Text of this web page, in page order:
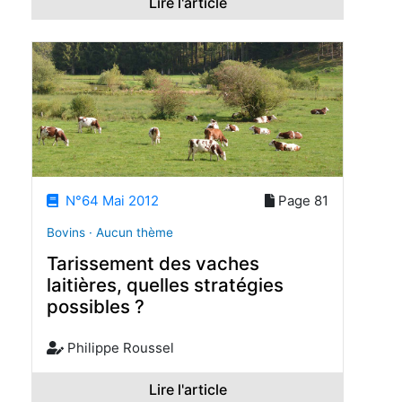
N°64 Mai 2012 Page 81
Bovins · Aucun thème
Tarissement des vaches
laitières, quelles stratégies
possibles ?
Philippe Roussel
Lire l'article